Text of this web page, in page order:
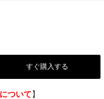
すぐ購入する
ついて 】